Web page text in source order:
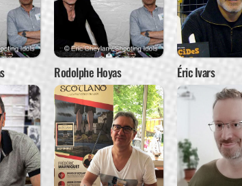
Rodolphe Hoyas Éric Ivars